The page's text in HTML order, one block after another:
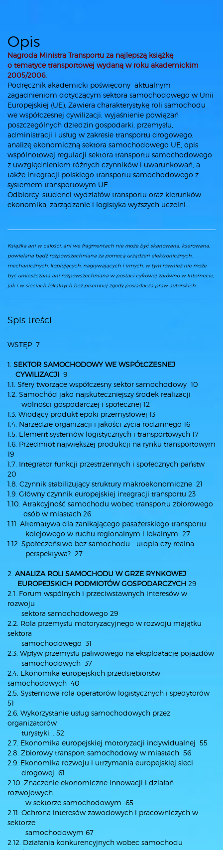
Opis
Nagroda Ministra Transportu za najlepszą książkę
o tematyce transportowej wydaną w roku akademickim
2005/2006.
Podręcznik akademicki poświęcony aktualnym
zagadnieniom dotyczącym sektora samochodowego w Unii
Europejskiej (UE). Zawiera charakterystykę roli samochodu
we współczesnej cywilizacji, wyjaśnienie powiązań
poszczególnych dziedzin gospodarki, przemysłu,
administracji i usług w zakresie transportu drogowego,
analizę ekonomiczną sektora samochodowego UE, opis
wspólnotowej regulacji sektora transportu samochodowego
z uwzględnieniem różnych czynników i uwarunkowań, a
także integracji polskiego transportu samochodowego z
systemem transportowym UE.
Odbiorcy: studenci wydziałów transportu oraz kierunków:
ekonomika, zarządzanie i logistyka wyższych uczelni.
Książka ani w całości, ani we fragmentach nie może być skanowana, kserowana,
powielana bądź rozpowszechniana za pomocą urządzeń elektronicznych,
mechanicznych, kopiujących, nagrywających i innych, w tym również nie może
być umieszczana ani rozpowszechniana w postaci cyfrowej zarówno w Internecie,
jak i w sieciach lokalnych bez pisemnej zgody posiadacza praw autorskich.
Spis treści
WSTĘP 7
1. SEKTOR SAMOCHODOWY WE WSPÓŁCZESNEJ
CYWILIZACJI 9
1.1. Sfery tworzące współczesny sektor samochodowy 10
1.2. Samochód jako najskuteczniejszy środek realizacji
wolności gospodarczej i społecznej 12
1.3. Wiodący produkt epoki przemysłowej 13
1.4. Narzędzie organizacji i jakości życia rodzinnego 16
1.5. Element systemów logistycznych i transportowych 17
1.6. Przedmiot największej produkcji na rynku transportowym
19
1.7. Integrator funkcji przestrzennych i społecznych państw
20
1.8. Czynnik stabilizujący struktury makroekonomiczne 21
1.9. Główny czynnik europejskiej integracji transportu 23
1.10. Atrakcyjność samochodu wobec transportu zbiorowego
osób w miastach 26
1.11. Alternatywa dla zanikającego pasażerskiego transportu
kolejowego w ruchu regionalnym i lokalnym 27
1.12. Społeczeństwo bez samochodu - utopia czy realna
perspektywa? 27
2. ANALIZA ROLI SAMOCHODU W GRZE RYNKOWEJ
EUROPEJSKICH PODMIOTÓW GOSPODARCZYCH 29
2.1. Forum wspólnych i przeciwstawnych interesów w
rozwoju
sektora samochodowego 29
2.2. Rola przemysłu motoryzacyjnego w rozwoju majątku
sektora
samochodowego 31
2.3. Wpływ przemysłu paliwowego na eksploatację pojazdów
samochodowych 37
2.4. Ekonomika europejskich przedsiębiorstw
samochodowych 40
2.5. Systemowa rola operatorów logistycznych i spedytorów
51
2.6. Wykorzystanie usług samochodowych przez
organizatorów
turystyki. . 52
2.7. Ekonomika europejskiej motoryzacji indywidualnej 55
2.8. Zbiorowy transport samochodowy w miastach 56
2.9. Ekonomika rozwoju i utrzymania europejskiej sieci
drogowej 61
2.10. Znaczenie ekonomiczne innowacji i działań
rozwojowych
w sektorze samochodowym 65
2.11. Ochrona interesów zawodowych i pracowniczych w
sektorze
samochodowym 67
2.12. Działania konkurencyjnych wobec samochodu